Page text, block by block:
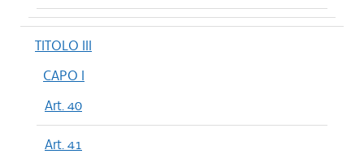
TITOLO III
CAPO I
Art. 40
Art. 41